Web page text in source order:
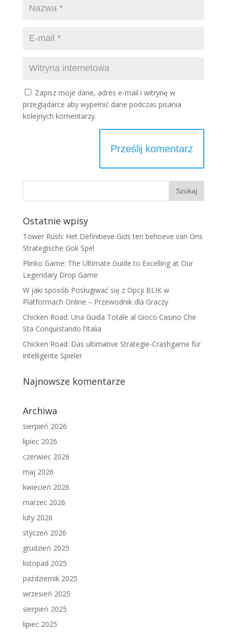
Zapisz moje dane, adres e-mail i witrynę w
przeglądarce aby wypełnić dane podczas pisania
kolejnych komentarzy.
Ostatnie wpisy
Tower Rush: Het Definitieve Gids ten behoeve van Ons
Strategische Gok Spel
Plinko Game: The Ultimate Guide to Excelling at Our
Legendary Drop Game
W jaki sposób Posługiwać się z Opcji BLIK w
Platformach Online – Przewodnik dla Graczy
Chicken Road: Una Guida Totale al Gioco Casino Che
Sta Conquistando l’Italia
Chicken Road: Das ultimative Strategie-Crashgame für
intelligente Spieler
Najnowsze komentarze
Archiwa
sierpień 2026
lipiec 2026
czerwiec 2026
maj 2026
kwiecień 2026
marzec 2026
luty 2026
styczeń 2026
grudzień 2025
listopad 2025
październik 2025
wrzesień 2025
sierpień 2025
lipiec 2025